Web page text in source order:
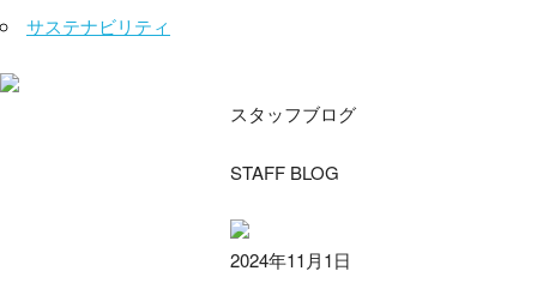
サステナビリティ
スタッフブログ
STAFF BLOG
2024年11月1日